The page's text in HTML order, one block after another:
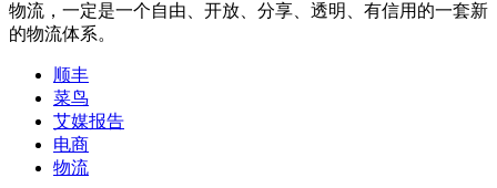
物流，一定是一个自由、开放、分享、透明、有信用的一套新
的物流体系。
顺丰
菜鸟
艾媒报告
电商
物流